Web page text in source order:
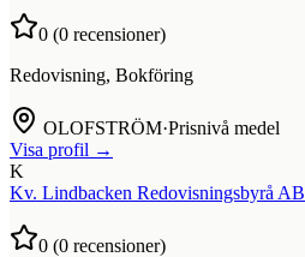
0 (0 recensioner)
Redovisning, Bokföring
OLOFSTRÖM·Prisnivå medel
Visa profil →
K
Kv. Lindbacken Redovisningsbyrå AB
0 (0 recensioner)